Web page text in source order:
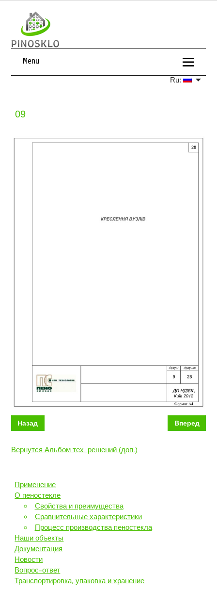
Menu
Ru:
09
Назад Вперед
Вернутся Альбом тех. решений (доп.)
Применение
О пеностекле
Свойства и преимущества
Сравнительные характеристики
Процесс производства пеностекла
Наши объекты
Документация
Новости
Вопрос-ответ
Транспортировка, упаковка и хранение